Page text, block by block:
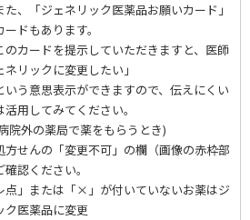
「ジェネリック医薬品お願いカード」
ードもあります。
ードを提示していただきますと、医師
ネリックに変更したい」
意思表示ができますので、伝えにくい
用してみてください。
外の薬局で薬をもらうとき)
んの「変更不可」の欄（画像の赤枠部
認ください。
」または「×」が付いていないお薬はジ
ク医薬品に変更